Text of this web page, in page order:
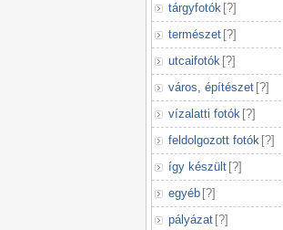
tárgyfotók [?]
természet [?]
utcaifotók [?]
város, építészet [?]
vízalatti fotók [?]
feldolgozott fotók [?]
így készült [?]
egyéb [?]
pályázat [?]